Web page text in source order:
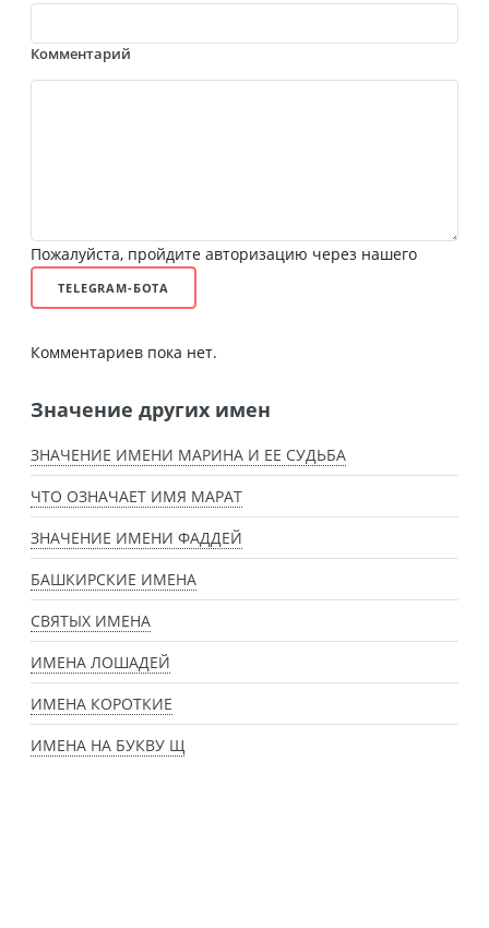
Комментарий
Пожалуйста, пройдите авторизацию через нашего
TELEGRAM-БОТА
Комментариев пока нет.
Значение других имен
ЗНАЧЕНИЕ ИМЕНИ МАРИНА И ЕЕ СУДЬБА
ЧТО ОЗНАЧАЕТ ИМЯ МАРАТ
ЗНАЧЕНИЕ ИМЕНИ ФАДДЕЙ
БАШКИРСКИЕ ИМЕНА
СВЯТЫХ ИМЕНА
ИМЕНА ЛОШАДЕЙ
ИМЕНА КОРОТКИЕ
ИМЕНА НА БУКВУ Щ